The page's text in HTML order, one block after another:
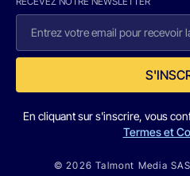
En cliquant sur s'inscrire, vous
Termes et
© 2026 Talmont Media